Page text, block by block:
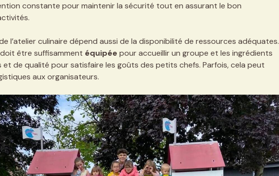
constante pour maintenir la sécurité tout en assurant le bon
l’atelier culinaire dépend aussi de la disponibilité de ressources adéquates.
être suffisamment équipée pour accueillir un groupe et les ingrédients
de qualité pour satisfaire les goûts des petits chefs. Parfois, cela peut
aux organisateurs.